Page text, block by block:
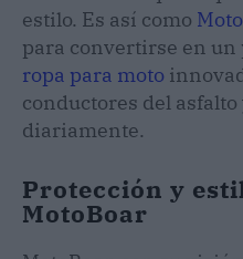
estilo. Es así como
para convertirse en
ropa para moto
conductores del
diariamente.
Protección y
MotoBoar